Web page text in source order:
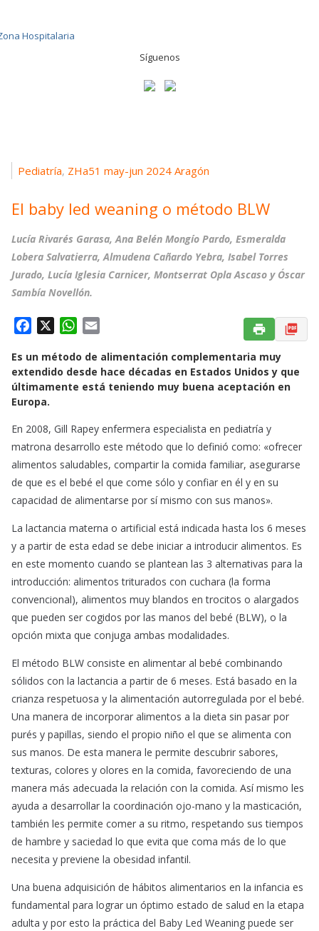
Síguenos
Pediatría, ZHa51 may-jun 2024 Aragón
El baby led weaning o método BLW
Lucía Rivarés Garasa, Ana Belén Mongío Pardo, Esmeralda
Lobera Salvatierra, Almudena Cañardo Yebra, Isabel Torres
Jurado, Lucía Iglesia Carnicer, Montserrat Opla Ascaso y Óscar
Sambía Novellón.
c
e
b
o
o
k
W
a
t
s
p
p
a
i
l
Es un método de alimentación complementaria muy
extendido desde hace décadas en Estados Unidos y que
últimamente está teniendo muy buena aceptación en
Europa.
En 2008, Gill Rapey enfermera especialista en pediatría y
matrona desarrollo este método que lo definió como: «ofrecer
alimentos saludables, compartir la comida familiar, asegurarse
de que es el bebé el que come sólo y confiar en él y en su
capacidad de alimentarse por sí mismo con sus manos».
La lactancia materna o artificial está indicada hasta los 6 meses
y a partir de esta edad se debe iniciar a introducir alimentos. Es
en este momento cuando se plantean las 3 alternativas para la
introducción: alimentos triturados con cuchara (la forma
convencional), alimentos muy blandos en trocitos o alargados
que pueden ser cogidos por las manos del bebé (BLW), o la
opción mixta que conjuga ambas modalidades.
El método BLW consiste en alimentar al bebé combinando
sólidos con la lactancia a partir de 6 meses. Está basado en la
crianza respetuosa y la alimentación autorregulada por el bebé.
Una manera de incorporar alimentos a la dieta sin pasar por
purés y papillas, siendo el propio niño el que se alimenta con
sus manos. De esta manera le permite descubrir sabores,
texturas, colores y olores en la comida, favoreciendo de una
manera más adecuada la relación con la comida. Así mismo les
ayuda a desarrollar la coordinación ojo-mano y la masticación,
también les permite comer a su ritmo, respetando sus tiempos
de hambre y saciedad lo que evita que coma más de lo que
necesita y previene la obesidad infantil.
Una buena adquisición de hábitos alimentarios en la infancia es
fundamental para lograr un óptimo estado de salud en la etapa
adulta y por esto la práctica del Baby Led Weaning puede ser